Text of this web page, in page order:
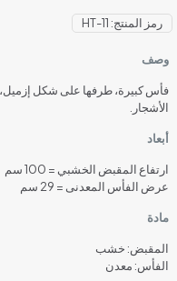
رمز المنتج: HT-11
وصف
فأس كبيرة، طرفها على شكل
الأشجار.
أبعاد
ارتفاع المقبض الخشبي = 100 سم
عرض الفأس المعدنى = 29 سم
مادة
المقبض: خشب
الفأس: معدن